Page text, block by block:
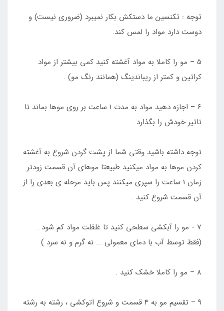
توجه : تکنسین ما دستکش بکار نمیبرد (ضروری نیست) و
دوست دارد مواد را لمس کند.
5 – مو را کاملا به مواد آغشته کنید کمی بیشتر از مواد
کراتین و کمتر از ریباندینگ (همانند رنگ مو) .
6 – اجازه دهید مواد به مدت 1 ساعت بر روی موها بماند تا
تاثیر خودش را بگذارد .
توجه داشته باشید وقتی شما از پشت گردن شروع به آغشته
کردن موها به مواد میکنید طبیعتا موهای آن قسمت زودتر
زمان 1 ساعت را سپری میکنند پس باید مرحله ی بعدی را از
آن قسمت شروع کنید .
7 - مو را آبکشی سطحی کنید تا غلظت مواد کم شود .
(فقط توسط آب با دمای معمولی ... نه گرم و نه سرد )
8 – مو را کاملا خشک کنید .
9 – تقسیم مو به 4 قسمت و شروع اتوکشی ، رشته به رشته